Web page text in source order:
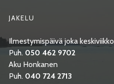
JAKELU
Ilmestymispäivä joka keskiviikko
Puh. 050 462 9702
Aku Honkanen
Puh. 040 724 2713